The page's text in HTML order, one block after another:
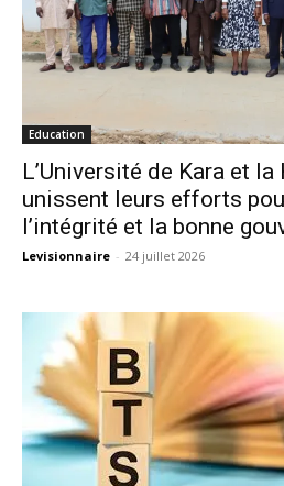
Education
L’Université de Kara et la
unissent leurs efforts
l’intégrité et la bonne
Levisionnaire - 24 juillet 2026